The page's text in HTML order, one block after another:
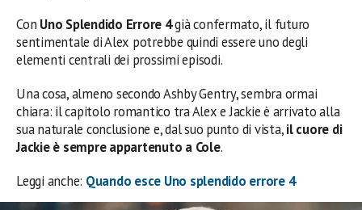
Con Uno Splendido Errore 4già confermato, il futuro
sentimentale di Alex potrebbe quindi essere uno degli
elementi centrali dei prossimi episodi.
Una cosa, almeno secondo Ashby Gentry, sembra ormai
chiara: il capitolo romantico tra Alex e Jackie è arrivato alla
sua naturale conclusione e, dal suo punto di vista,il cuore di
Jackie è sempre appartenuto a Cole.
Leggi anche: Quando esce Uno splendido errore 4